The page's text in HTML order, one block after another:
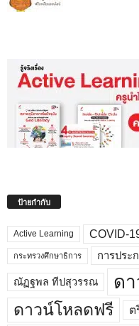
ป้ายกำกับ
Active Learning COVID-
กระทรวงศึกษาธิการ การประ
ณัฏฐพล ทีปสุวรรณ ด
ดาวน์โหลดฟรี ต